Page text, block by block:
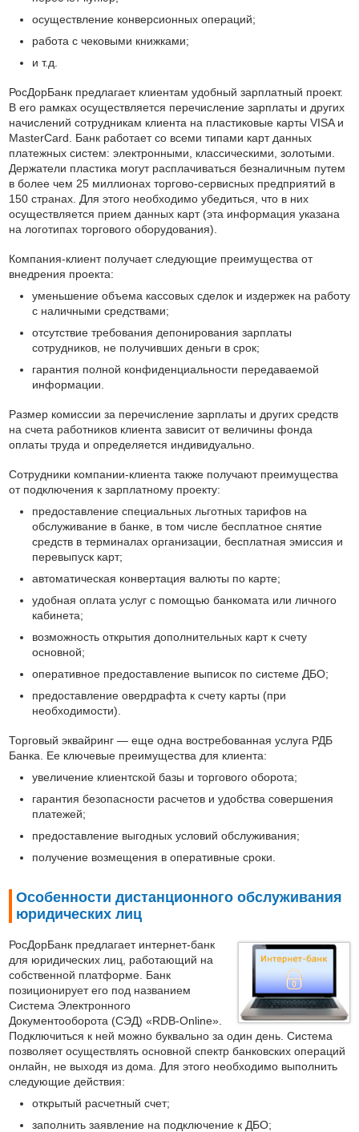
осуществление конверсионных операций;
работа с чековыми книжками;
и т.д.
РосДорБанк предлагает клиентам удобный зарплатный проект.
В его рамках осуществляется перечисление зарплаты и других
начислений сотрудникам клиента на пластиковые карты VISA и
MasterCard. Банк работает со всеми типами карт данных
платежных систем: электронными, классическими, золотыми.
Держатели пластика могут расплачиваться безналичным путем
в более чем 25 миллионах торгово-сервисных предприятий в
150 странах. Для этого необходимо убедиться, что в них
осуществляется прием данных карт (эта информация указана
на логотипах торгового оборудования).
Компания-клиент получает следующие преимущества от
внедрения проекта:
уменьшение объема кассовых сделок и издержек на работу
с наличными средствами;
отсутствие требования депонирования зарплаты
сотрудников, не получивших деньги в срок;
гарантия полной конфиденциальности передаваемой
информации.
Размер комиссии за перечисление зарплаты и других средств
на счета работников клиента зависит от величины фонда
оплаты труда и определяется индивидуально.
Сотрудники компании-клиента также получают преимущества
от подключения к зарплатному проекту:
предоставление специальных льготных тарифов на
обслуживание в банке, в том числе бесплатное снятие
средств в терминалах организации, бесплатная эмиссия и
перевыпуск карт;
автоматическая конвертация валюты по карте;
удобная оплата услуг с помощью банкомата или личного
кабинета;
возможность открытия дополнительных карт к счету
основной;
оперативное предоставление выписок по системе ДБО;
предоставление овердрафта к счету карты (при
необходимости).
Торговый эквайринг — еще одна востребованная услуга РДБ
Банка. Ее ключевые преимущества для клиента:
увеличение клиентской базы и торгового оборота;
гарантия безопасности расчетов и удобства совершения
платежей;
предоставление выгодных условий обслуживания;
получение возмещения в оперативные сроки.
Особенности дистанционного обслуживания
юридических лиц
РосДорБанк предлагает интернет-банк
для юридических лиц, работающий на
собственной платформе. Банк
позиционирует его под названием
Система Электронного
Документооборота (СЭД) «RDB-Online».
Подключиться к ней можно буквально за один день. Система
позволяет осуществлять основной спектр банковских операций
онлайн, не выходя из дома. Для этого необходимо выполнить
следующие действия:
открытый расчетный счет;
заполнить заявление на подключение к ДБО;